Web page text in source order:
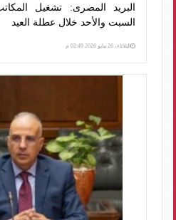
البريد المصرى: تشغيل
السبت والأحد خلال عطلة العيد
الثلاثاء، 26 مايو 2026 02:49 م